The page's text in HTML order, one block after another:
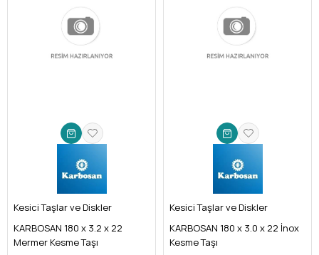
Kesici Taşlar ve Diskler
KARBOSAN 180 x 3.2 x 22
Mermer Kesme Taşı
Kesici Taşlar ve Diskler
KARBOSAN 180 x 3.0 x 22 İnox
Kesme Taşı